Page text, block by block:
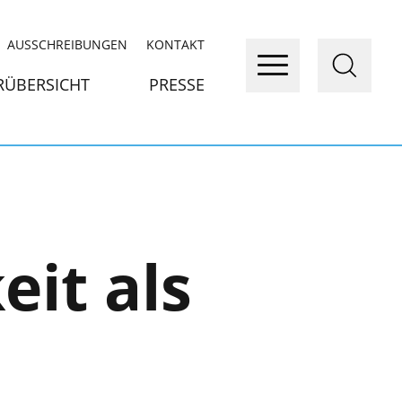
AUSSCHREIBUNGEN KONTAKT
PRESSE
als